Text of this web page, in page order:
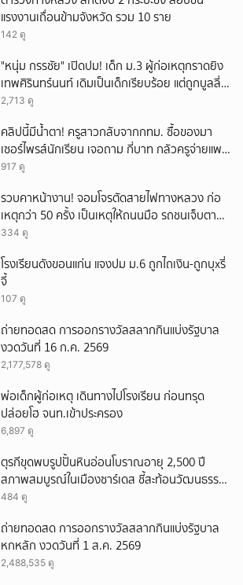
แรงงานเถื่อนข้ามจังหวัด รวม 10 ราย
142 ดู
"หนุ่ม กรรชัย" เปิดปม! เด็ก ม.3 ผู้ก่อเหตุกราดยิง
เทพศิรินทร์นนท์ เดิมเป็นเด็กเรียบร้อย แต่ถูกบูลลี่
หนัก คาดแรงกดดันสะสมกลายเป็นแรงแค้น จนก่อ
2,713 ดู
คลิปนี้มีน้ำตา! ครูสาวกลับจากกทม. ซื้อของมา
เซอร์ไพรส์นักเรียน เจอถาม กี่บาท กลัวครูจ่ายแพง
w
917 ดู
รวบคาหน้างาน! จอมโจรตัดสายไฟทางหลวง ก่อ
เหตุกว่า 50 ครั้ง เป็นเหตุให้ถนนมือ รถชนเจ็บตาย
หลายสิบราย เสียหายราว 10 ล้าน
334 ดู
โรงเรียนดังขอนแก่น แจงปม ม.6 ถูกไถเงิน-ถูกบุxรี่
จี้
107 ดู
ถ่ายทอดสด การออกรางวัลสลากกินแบ่งรัฐบาล
งวดวันที่ 16 ก.ค. 2569
2,177,578 ดู
พ่อเด็กผู้ก่อเหตุ เดินทางไปโรงเรียน ก่อนทรุด
ปล่อยโฮ จนท.เข้าประครอง
6,897 ดู
ตุรกีขุดพบรูปปั้นหินอ่อนโบราณอายุ 2,500 ปี
สภาพสมบูรณ์ในเมืองซาร์เดส ชี้สะท้อนวัฒนธรรม
ลิเดีย
484 ดู
ถ่ายทอดสด การออกรางวัลสลากกินแบ่งรัฐบาล
หกหลัก งวดวันที่ 1 ส.ค. 2569
2,488,535 ดู